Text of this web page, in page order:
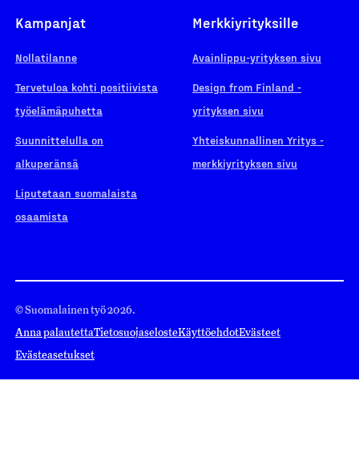
Kampanjat
Nollatilanne
Tervetuloa kohti positiivista
työelämäpuhetta
Suunnittelulla on
alkuperänsä
Liputetaan suomalaista
osaamista
Merkkiyrityksille
Avainlippu-yrityksen sivu
Design from Finland -
yrityksen sivu
Yhteiskunnallinen Yritys -
merkkiyrityksen sivu
© Suomalainen työ 2026.
Anna palautettaTietosuojaselosteKäyttöehdotEvästeet
Evästeasetukset